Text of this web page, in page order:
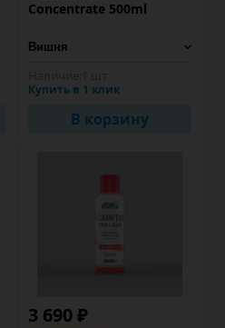
Concentrate 500ml
Купить в 1 клик
В корзину
3 690 ₽